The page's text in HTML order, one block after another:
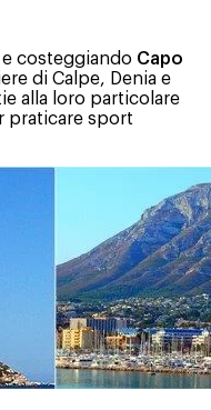
costeggiando Capo
di Calpe, Denia e
alla loro particolare
praticare sport